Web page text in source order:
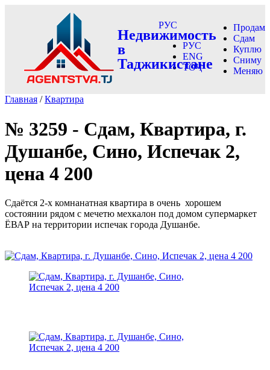
Недвижимость
в
Таджикистане
РУС
РУС
ENG
ТОҶ
Продам
Сдам
Куплю
Сниму
Меняю
Главная /Квартира
№ 3259 - Сдам, Квартира, г.
Душанбе, Сино, Испечак 2,
цена 4 200
Сдаётся 2-х комнанатная квартира в очень хорошем
состоянии рядом с мечетю мехкалон под домом супермаркет
ЁВАР на территории испечак города Душанбе.